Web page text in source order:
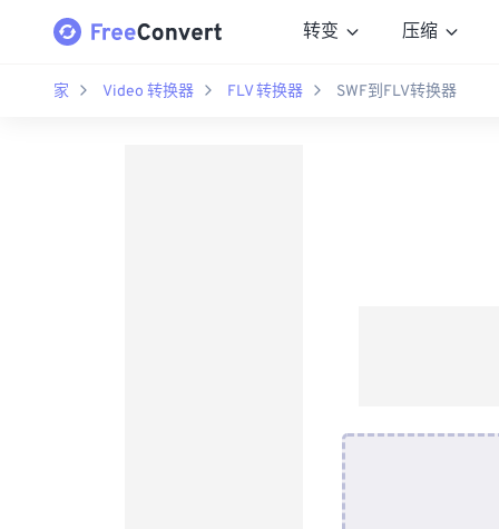
转变 压缩
家 Video 转换器 FLV 转换器 SWF到FLV转换器